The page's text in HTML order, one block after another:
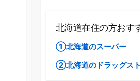
北海道在住の方おす
①北海道のスーパー
②北海道のドラッグス